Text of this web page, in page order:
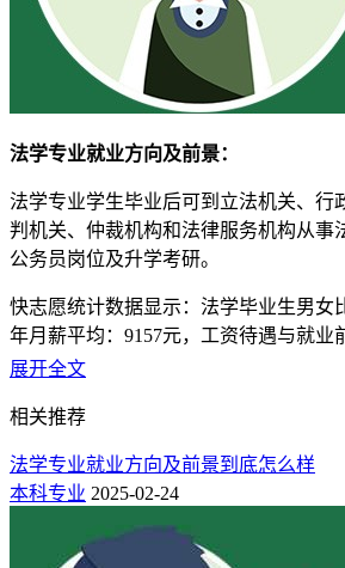
法学专业就业方向及前景：
法学专业学生毕业后可到立法机关、行
判机关、仲裁机构和法律服务机构从事
公务员岗位及升学考研。
快志愿统计数据显示：法学毕业生男女
年月薪平均：9157元，工资待遇与就业
法学专业具体工作岗位：
法务
具体岗位：法务专员、法务经理、法务
理、法务总监
展开全文
相关推荐
法学专业就业方向及前景到底怎么样
本科专业 2025-02-24